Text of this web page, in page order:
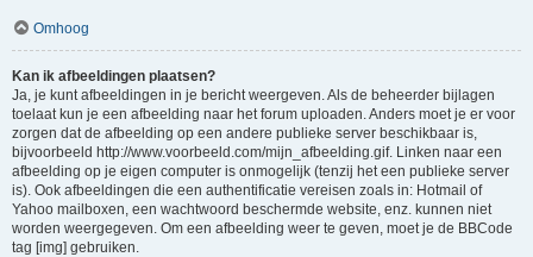
Omhoog
Kan ik afbeeldingen plaatsen?
Ja, je kunt afbeeldingen in je bericht weergeven. Als de beheerder bijlagen
toelaat kun je een afbeelding naar het forum uploaden. Anders moet je er voor
zorgen dat de afbeelding op een andere publieke server beschikbaar is,
bijvoorbeeld http://www.voorbeeld.com/mijn_afbeelding.gif. Linken naar een
afbeelding op je eigen computer is onmogelijk (tenzij het een publieke server
is). Ook afbeeldingen die een authentificatie vereisen zoals in: Hotmail of
Yahoo mailboxen, een wachtwoord beschermde website, enz. kunnen niet
worden weergegeven. Om een afbeelding weer te geven, moet je de BBCode
tag [img] gebruiken.